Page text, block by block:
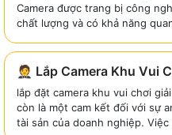
Camera được trang bị công
chất lượng và có khả năng
🤵 Lắp Camera Khu Vui
lắp đặt camera khu vui chơi
còn là một cam kết đối với sự
tài sản của doanh nghiệp.